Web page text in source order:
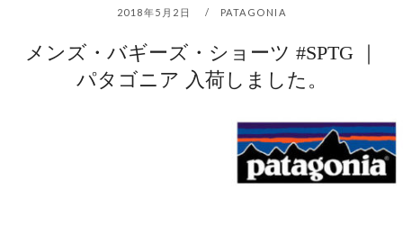
2018年5月2日 PATAGONIA
メンズ・バギーズ・ショーツ #SPTG ｜
パタゴニア 入荷しました。